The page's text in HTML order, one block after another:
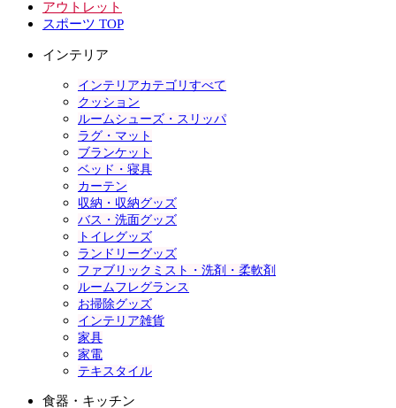
アウトレット
スポーツ TOP
インテリア
インテリアカテゴリすべて
クッション
ルームシューズ・スリッパ
ラグ・マット
ブランケット
ベッド・寝具
カーテン
収納・収納グッズ
バス・洗面グッズ
トイレグッズ
ランドリーグッズ
ファブリックミスト・洗剤・柔軟剤
ルームフレグランス
お掃除グッズ
インテリア雑貨
家具
家電
テキスタイル
食器・キッチン